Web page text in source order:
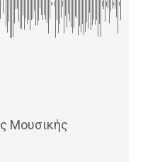
Μουσικής